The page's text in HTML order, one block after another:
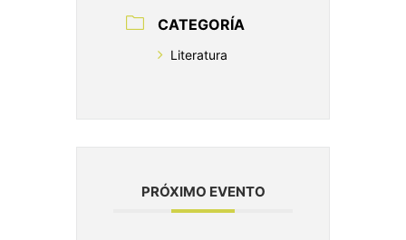
CATEGORÍA
Literatura
PRÓXIMO EVENTO